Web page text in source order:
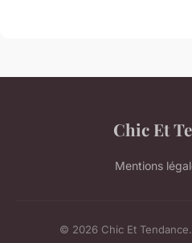
Chic Et
Mentions
© 2026 Chic Et